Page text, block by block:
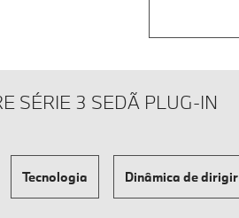
SÉRIE 3 SEDÃ PLUG-IN
Tecnologia Dinâmica de dirigir